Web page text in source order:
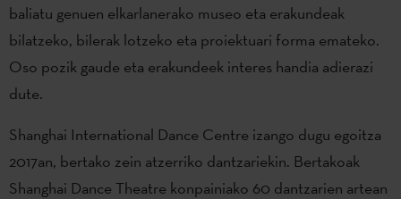
baliatu genuen elkarlanerako museo eta erakundeak
bilatzeko, bilerak lotzeko eta proiektuari forma emateko.
Oso pozik gaude eta erakundeek interes handia adierazi
dute.
Shanghai International Dance Centre izango dugu egoitza
2017an, bertako zein atzerriko dantzariekin. Bertakoak
Shanghai Dance Theatre konpainiako 60 dantzarien artean